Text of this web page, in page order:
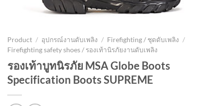
Product / อุปกรณ์งานดับเพลิง / Firefighting / ชุดดับเพลิง /
Firefighting safety shoes / รองเท้านิรภัยงานดับเพลิง
รองเท้าบูทนิรภัย MSA Globe Boots
Specification Boots SUPREME